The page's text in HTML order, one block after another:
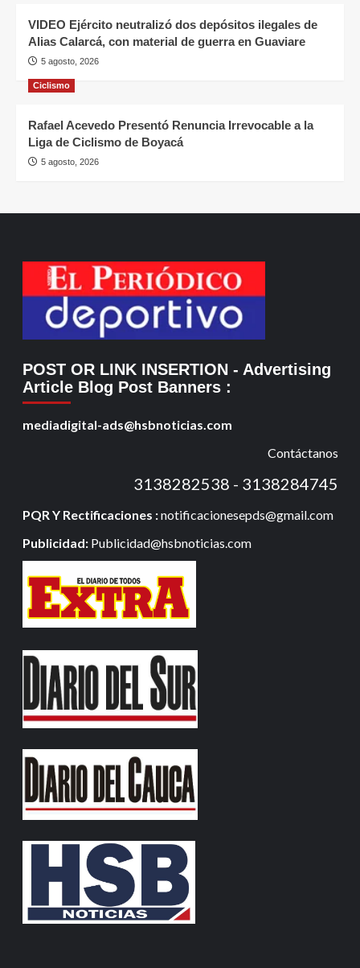
VIDEO Ejército neutralizó dos depósitos ilegales de
Alias Calarcá, con material de guerra en Guaviare
5 agosto, 2026
Ciclismo
Rafael Acevedo Presentó Renuncia Irrevocable a la
Liga de Ciclismo de Boyacá
5 agosto, 2026
POST OR LINK INSERTION - Advertising
Article Blog Post Banners :
mediadigital-ads@hsbnoticias.com
Contáctanos
3138282538 - 3138284745
PQR Y Rectificaciones :notificacionesepds@gmail.com
Publicidad: Publicidad@hsbnoticias.com